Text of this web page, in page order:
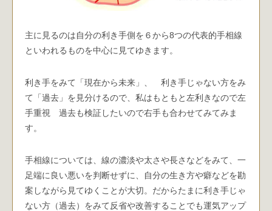
主に見るのは自分の利き手側を６から8つの代表的手相線
といわれるものを中心に見てゆきます。
利き手をみて「現在から未来」、 利き手じゃない方をみ
て「過去」を見分けるので、私はもともと左利きなので左
手重視 過去も検証したいので右手も合わせてみてみま
す。
手相線については、線の濃淡や太さや長さなどをみて、一
足端に良い悪いを判断せずに、自分の生き方や癖などを勘
案しながら見てゆくことが大切。だからたまに利き手じゃ
ない方（過去）をみて反省や改善することでも運気アップ